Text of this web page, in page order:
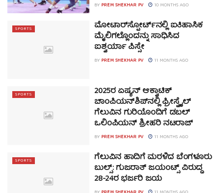
BY PREM SHEKHAR PV 10 MONTHS AGO
SPORTS ಮೋಟಾರ್‌ಸ್ಪೋರ್ಟ್‌ನಲ್ಲಿ ಐತಿಹಾಸಿಕ
ಮೈಲಿಗಲ್ಲೊಂದನ್ನು ಸಾಧಿಸಿದ
ಐಶ್ವರ್ಯಾ ಪಿಸ್ಸೇ
BY PREM SHEKHAR PV 11 MONTHS AGO
SPORTS 2025ರ ಏಷ್ಯನ್ ಆಕ್ವಾಟಿಕ್
ಚಾಂಪಿಯನ್‌ಶಿಪ್‌ನಲ್ಲಿ ಫ್ರೀಸ್ಟೈಲ್
ಗೆಲುವಿನ ಗುರಿಯೊಂದಿಗೆ ಡಬಲ್
ಒಲಿಂಪಿಯನ್ ಶ್ರೀಹರಿ ನಟರಾಜ್
BY PREM SHEKHAR PV 11 MONTHS AGO
SPORTS ಗೆಲುವಿನ ಹಾದಿಗೆ ಮರಳಿದ ಬೆಂಗಳೂರು
ಬುಲ್ಸ್‌: ಗುಜರಾತ್‌ ಜಯಂಟ್ಸ್‌ ವಿರುದ್ಧ
28-24ರ ಭರ್ಜರಿ ಜಯ